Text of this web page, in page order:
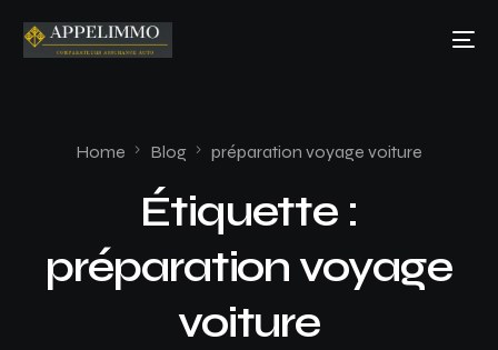
Home Blog préparation voyage voiture
Étiquette :
préparation voyage
voiture